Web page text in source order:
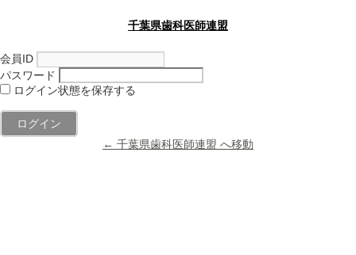
千葉県歯科医師連盟
会員ID
パスワード
ログイン状態を保存する
← 千葉県歯科医師連盟 へ移動